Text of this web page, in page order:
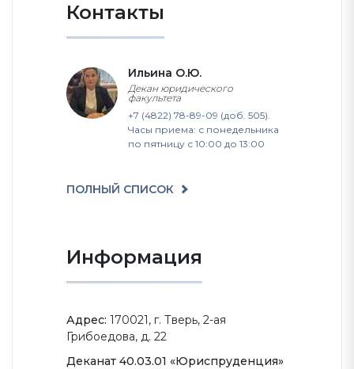
Контакты
Ильина О.Ю.
Декан юридического
факультета
+7 (4822) 78-89-09 (доб. 505).
Часы приема: с понедельника
по пятницу с 10:00 до 13:00
ПОЛНЫЙ СПИСОК
Информация
Адрес: 170021, г. Тверь, 2-ая
Грибоедова, д. 22
Деканат 40.03.01 «Юриспруденция»